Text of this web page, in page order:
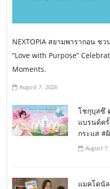
NEXTOPIA สยามพารากอน ช
“Love with Purpose”
Moments.
August 7, 2026
โชกุบุสซึ
แบรนด์ค
กระแส #
August
แมคโดนั